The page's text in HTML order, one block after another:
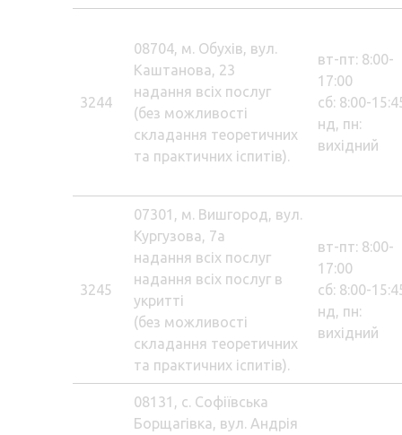
3244
08704, м. Обухів, вул.
Каштанова, 23
надання всіх послуг
(без можливості
складання теоретичних
та практичних іспитів).
вт-пт: 8:00-
17:00
сб: 8:00-
нд, пн:
вихідний
3245
07301, м. Вишгород, вул.
Кургузова, 7а
надання всіх послуг
надання всіх послуг в
укритті
(без можливості
складання теоретичних
та практичних іспитів).
вт-пт: 8:00-
17:00
сб: 8:00-
нд, пн:
вихідний
08131, с. Софіївська
Борщагівка, вул. Андрія